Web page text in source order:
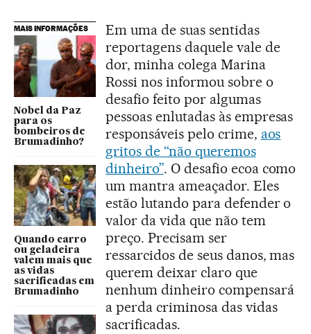
MAIS INFORMAÇÕES
Nobel da Paz
para os
bombeiros de
Brumadinho?
Quando carro
ou geladeira
valem mais que
as vidas
sacrificadas em
Brumadinho
Em uma de suas sentidas
reportagens daquele vale de
dor, minha colega Marina
Rossi nos informou sobre o
desafio feito por algumas
pessoas enlutadas às empresas
responsáveis pelo crime, aos
gritos de “não queremos
dinheiro”. O desafio ecoa como
um mantra ameaçador. Eles
estão lutando para defender o
valor da vida que não tem
preço. Precisam ser
ressarcidos de seus danos, mas
querem deixar claro que
nenhum dinheiro compensará
a perda criminosa das vidas
sacrificadas.